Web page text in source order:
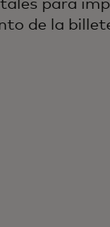
para
de la